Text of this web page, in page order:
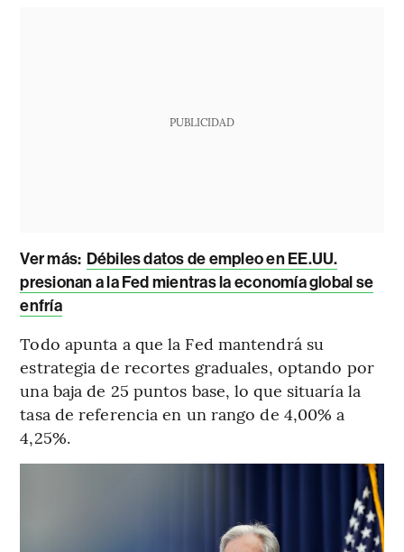
PUBLICIDAD
Ver más: Débiles datos de empleo en EE.UU.
presionan a la Fed mientras la economía global se
enfría
Todo apunta a que la Fed mantendrá su
estrategia de recortes graduales, optando por
una baja de 25 puntos base, lo que situaría la
tasa de referencia en un rango de 4,00% a
4,25%.